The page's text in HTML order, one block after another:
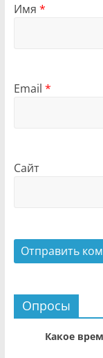
Имя *
Email *
Сайт
Опросы
Какое